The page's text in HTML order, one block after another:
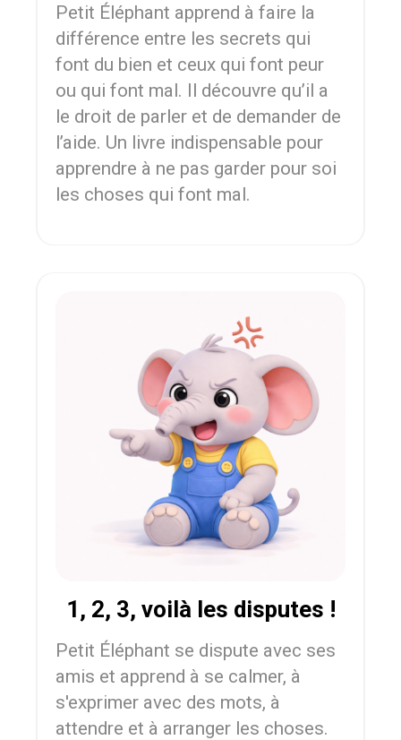
Petit Éléphant apprend à faire la
différence entre les secrets qui
font du bien et ceux qui font peur
ou qui font mal. Il découvre qu’il a
le droit de parler et de demander de
l’aide. Un livre indispensable pour
apprendre à ne pas garder pour soi
les choses qui font mal.
1, 2, 3, voilà les disputes !
Petit Éléphant se dispute avec ses
amis et apprend à se calmer, à
s'exprimer avec des mots, à
attendre et à arranger les choses.